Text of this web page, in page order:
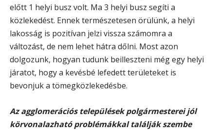
előtt 1 helyi busz volt. Ma 3 helyi busz segíti a
közlekedést. Ennek természetesen örülünk, a helyi
lakosság is pozitívan jelzi vissza számomra a
változást, de nem lehet hátra dőlni. Most azon
dolgozunk, hogyan tudunk beilleszteni még egy helyi
járatot, hogy a kevésbé lefedett területeket is
bevonjuk a tömegközlekedésbe.
Az agglomerációs települések polgármesterei jól
körvonalazható problémákkal találják szembe